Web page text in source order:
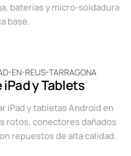
baterías y micro-soldadura
base.
y Tablets
iPad y tabletas Android en
rotos, conectores dañados
repuestos de alta calidad.